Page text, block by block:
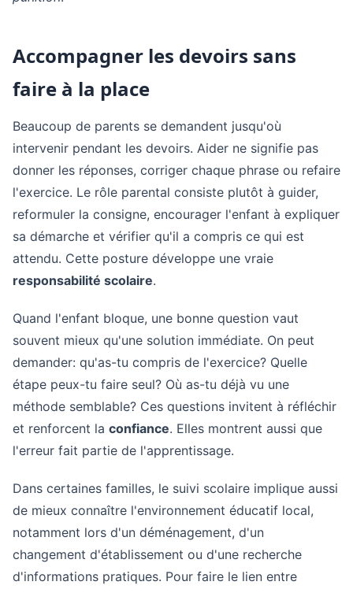
Accompagner les devoirs sans
faire à la place
Beaucoup de parents se demandent jusqu'où
intervenir pendant les devoirs. Aider ne signifie pas
donner les réponses, corriger chaque phrase ou refaire
l'exercice. Le rôle parental consiste plutôt à guider,
reformuler la consigne, encourager l'enfant à expliquer
sa démarche et vérifier qu'il a compris ce qui est
attendu. Cette posture développe une vraie
responsabilité scolaire.
Quand l'enfant bloque, une bonne question vaut
souvent mieux qu'une solution immédiate. On peut
demander: qu'as-tu compris de l'exercice? Quelle
étape peux-tu faire seul? Où as-tu déjà vu une
méthode semblable? Ces questions invitent à réfléchir
et renforcent la confiance. Elles montrent aussi que
l'erreur fait partie de l'apprentissage.
Dans certaines familles, le suivi scolaire implique aussi
de mieux connaître l'environnement éducatif local,
notamment lors d'un déménagement, d'un
changement d'établissement ou d'une recherche
d'informations pratiques. Pour faire le lien entre